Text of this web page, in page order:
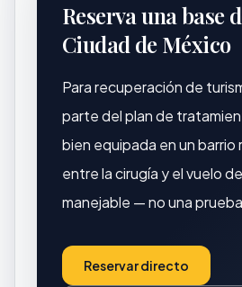
Reserva una base
Ciudad de México
Para recuperación de
parte del plan de
bien equipada en un
entre la cirugía y el vuelo
manejable — no una
Reservar directo